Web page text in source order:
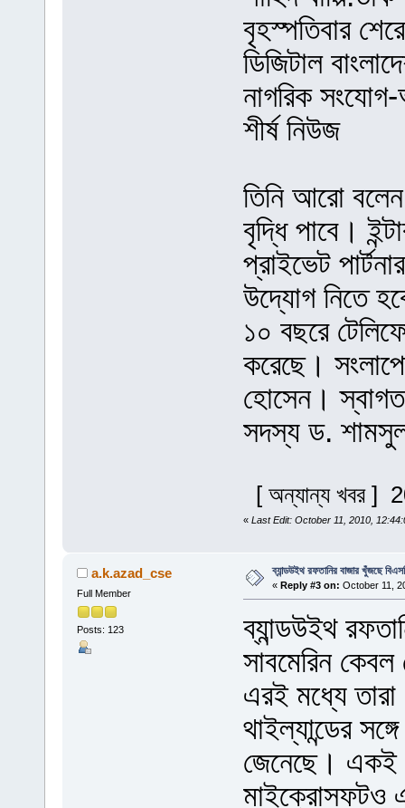
বৃহস্পতিবার
ডিজিটাল
নাগরিক
শীর্ষ নিউজ
তিনি আরো
বৃদ্ধি পাবে।
প্রাইভেট
উদ্যোগ নিতে
১০ বছরে
করেছে।
হোসেন। স্বাগত
সদস্য ড.
[ অন্যান্য খবর ]
« Last Edit: October 11, 2010,
a.k.azad_cse
Full Member
Posts: 123
ব্যান্ডউইথ রফতানির বাজার খুঁজছে
« Reply #3 on: October 11,
ব্যান্ডউইথ
সাবমেরিন
এরই মধ্যে
থাইল্যান্ডের
জেনেছে। একই
মাইক্রোসফটও